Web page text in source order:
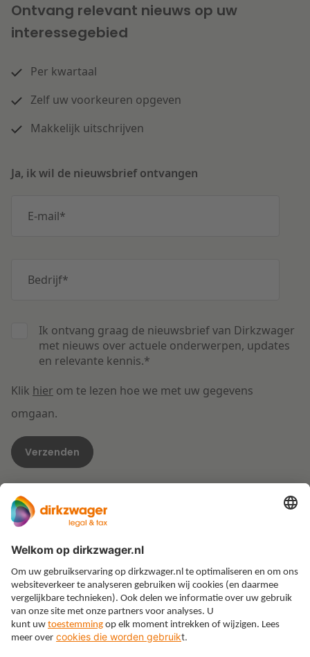
Ontvang relevant nieuws op uw
interessegebied
Per kwartaal
Zelf uw voorkeuren opgeven
Makkelijk uitschrijven
Ja, ik wil de nieuwsbrief ontvangen
E-mail*
Bedrijf*
Ik ontvang graag de nieuwsbrief van Dirkzwager
met nieuws over actuele onderwerpen, updates
en relevante kennis.*
Klik hier om te lezen hoe we met uw gegevens
omgaan.
Expertises
Thema’s